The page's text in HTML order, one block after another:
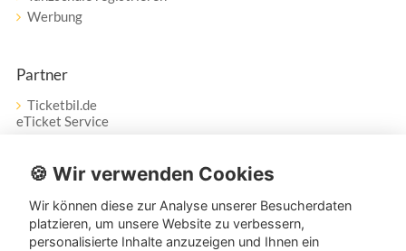
Werbung
Partner
Ticketbil.de
eTicket Service
Vertrag widerrufen
Service
🍪 Wir verwenden Cookies
Wir können diese zur Analyse unserer Besucherdaten
platzieren, um unsere Website zu verbessern,
personalisierte Inhalte anzuzeigen und Ihnen ein